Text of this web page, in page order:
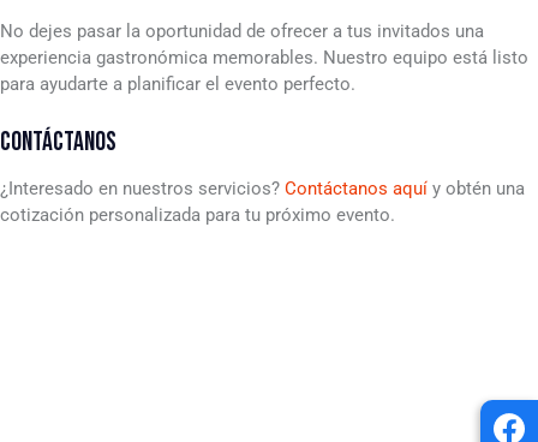
No dejes pasar la oportunidad de ofrecer a tus invitados una
experiencia gastronómica memorables. Nuestro equipo está listo
para ayudarte a planificar el evento perfecto.
CONTÁCTANOS
¿Interesado en nuestros servicios? Contáctanos aquí y obtén una
cotización personalizada para tu próximo evento.